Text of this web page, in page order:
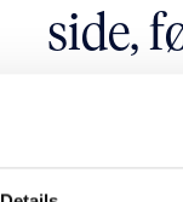
side,
Hos Smilo
side, før
ansvarlige